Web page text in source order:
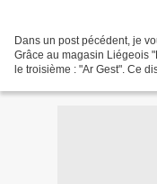
Dans un post pécédent, je
Grâce au magasin Liégeois
le troisième : "Ar Gest". Ce